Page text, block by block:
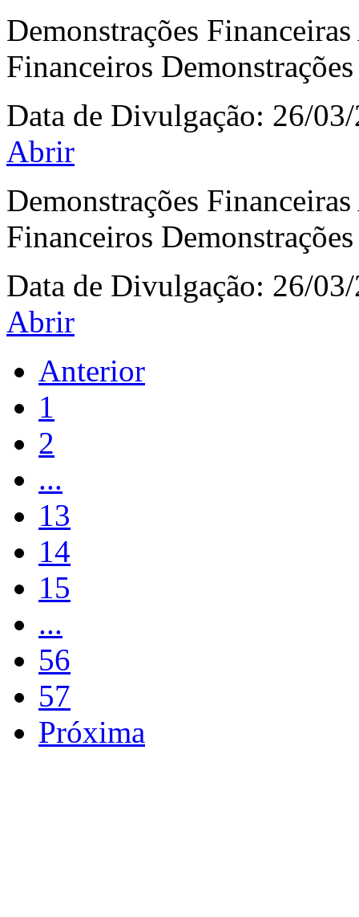
Demonstrações
Financeiros
Data de Divulgação: 26/
Abrir
Demonstrações
Financeiros
Data de Divulgação: 26/
Abrir
Anterior
1
2
...
13
14
15
...
56
57
Próxima